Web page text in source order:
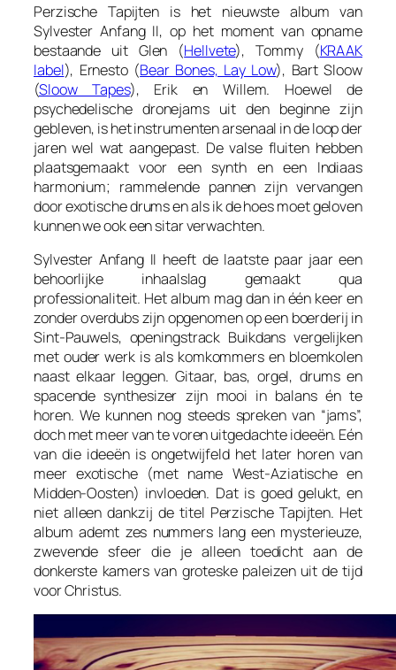
Perzische Tapijten is het nieuwste album van
Sylvester Anfang II, op het moment van opname
bestaande uit Glen (Hellvete), Tommy (KRAAK
label), Ernesto (Bear Bones, Lay Low), Bart Sloow
(Sloow Tapes), Erik en Willem. Hoewel de
psychedelische dronejams uit den beginne zijn
gebleven, is het instrumenten arsenaal in de loop der
jaren wel wat aangepast. De valse fluiten hebben
plaatsgemaakt voor een synth en een Indiaas
harmonium; rammelende pannen zijn vervangen
door exotische drums en als ik de hoes moet geloven
kunnen we ook een sitar verwachten.
Sylvester Anfang II heeft de laatste paar jaar een
behoorlijke inhaalslag gemaakt qua
professionaliteit. Het album mag dan in één keer en
zonder overdubs zijn opgenomen op een boerderij in
Sint-Pauwels, openingstrack Buikdansvergelijken
met ouder werk is als komkommers en bloemkolen
naast elkaar leggen. Gitaar, bas, orgel, drums en
spacende synthesizer zijn mooi in balans én te
horen. We kunnen nog steeds spreken van “jams”,
doch met meer van te voren uitgedachte ideeën. Eén
van die ideeën is ongetwijfeld het later horen van
meer exotische (met name West-Aziatische en
Midden-Oosten) invloeden. Dat is goed gelukt, en
niet alleen dankzij de titel Perzische Tapijten. Het
album ademt zes nummers lang een mysterieuze,
zwevende sfeer die je alleen toedicht aan de
donkerste kamers van groteske paleizen uit de tijd
voor Christus.